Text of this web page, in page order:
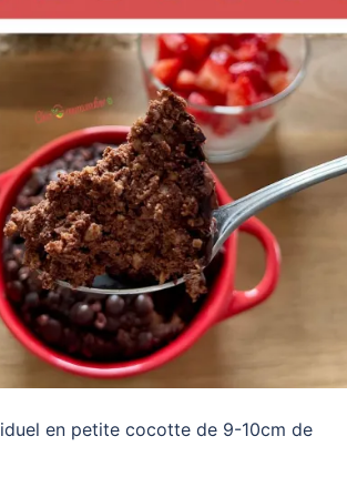
en petite cocotte de 9-10cm de